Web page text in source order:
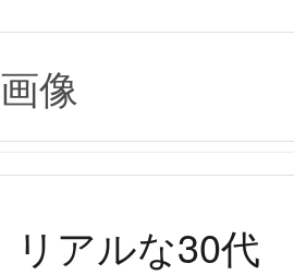
画像
リアルな30代